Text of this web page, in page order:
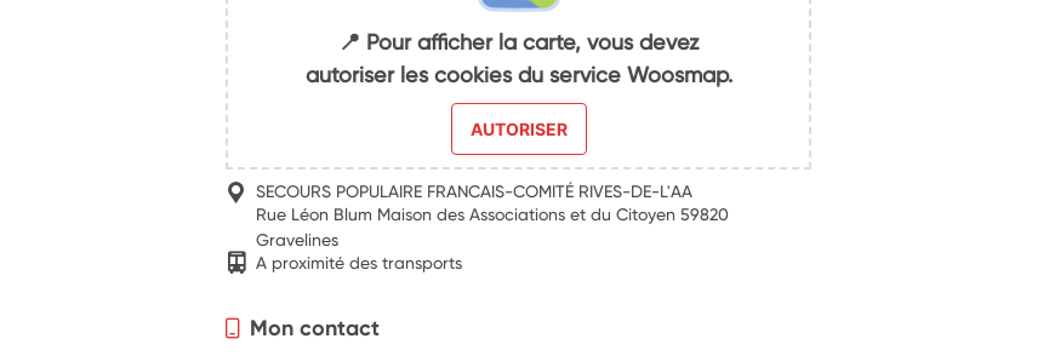
📍 Pour afficher la carte, vous devez
autoriser les cookies du service Woosmap.
AUTORISER
SECOURS POPULAIRE FRANCAIS-COMITÉ RIVES-DE-L'AA
Rue Léon Blum Maison des Associations et du Citoyen 59820
Gravelines
A proximité des transports
Mon contact